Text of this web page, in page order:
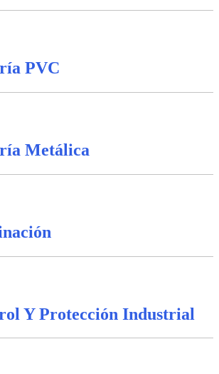
PVC
Metálica
Y Protección Industrial